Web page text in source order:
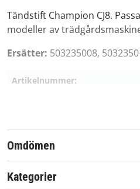
Tändstift Champion CJ8.
modeller av
Ersätter: 503235008,
Artikelnummer:
Omdömen
Kategorier